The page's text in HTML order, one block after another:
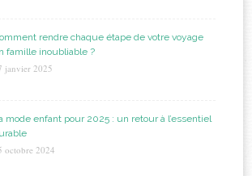
rendre chaque étape de votre voyage
famille inoubliable ?
janvier 2025
mode enfant pour 2025 : un retour à l’essentiel
octobre 2024